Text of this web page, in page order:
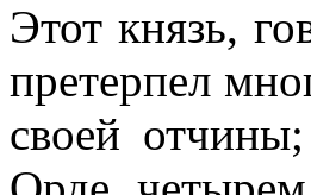
Этот князь,
претерпел
своей